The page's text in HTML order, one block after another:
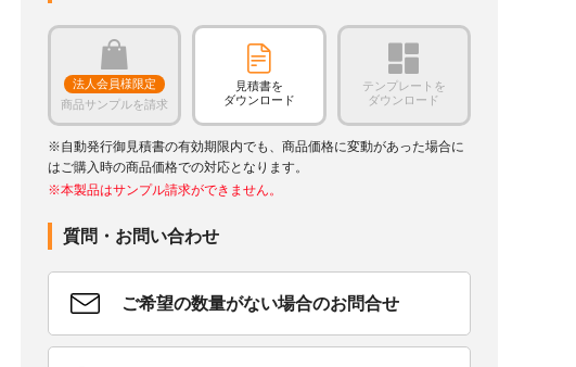
法人会員様限定
商品サンプルを請求
見積書を
ダウンロード
テンプレートを
ダウンロード
※自動発行御見積書の有効期限内でも、商品価格に変動があった場合に
はご購入時の商品価格での対応となります。
※本製品はサンプル請求ができません。
質問・お問い合わせ
ご希望の数量がない場合のお問合せ